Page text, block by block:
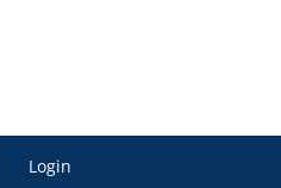
Login